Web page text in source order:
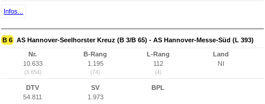
Infos...
B 6 AS Hannover-Seelhorster Kreuz (B 3/B 65) - AS Hannover-Messe-Süd (L 393)
Nr.
10.633
(3.654)
B-Rang
1.195
(74)
L-Rang
112
(4)
Land
NI
DTV
54.811
SV
1.973
BPL